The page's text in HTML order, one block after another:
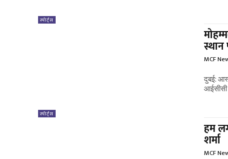
स्पोर्ट्स
स्पोर्ट्स
MCF
दुबई:
आईसीसी
हम
शर्मा
MCF